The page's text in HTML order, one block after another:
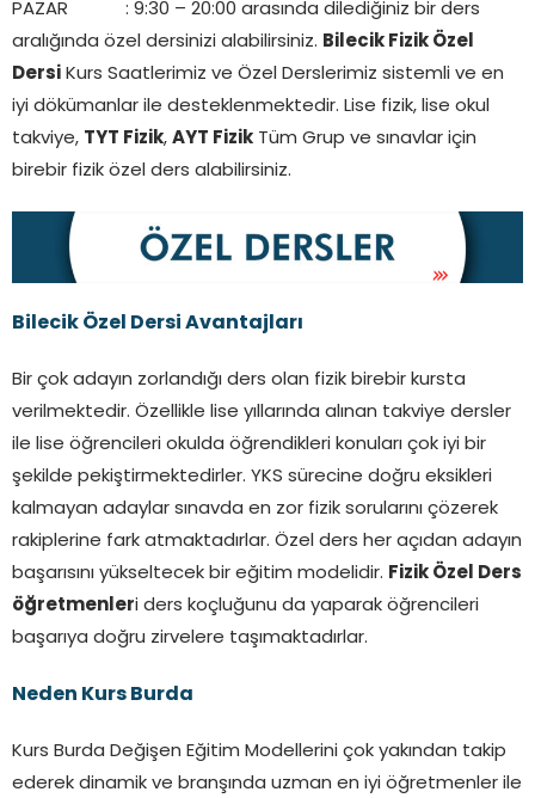
PAZAR : 9:30 – 20:00 arasında dilediğiniz bir ders
aralığında özel dersinizi alabilirsiniz. Bilecik Fizik Özel
Dersi Kurs Saatlerimiz ve Özel Derslerimiz sistemli ve en
iyi dökümanlar ile desteklenmektedir. Lise fizik, lise okul
takviye, TYT Fizik, AYT Fizik Tüm Grup ve sınavlar için
birebir fizik özel ders alabilirsiniz.
Bilecik Özel Dersi Avantajları
Bir çok adayın zorlandığı ders olan fizik birebir kursta
verilmektedir. Özellikle lise yıllarında alınan takviye dersler
ile lise öğrencileri okulda öğrendikleri konuları çok iyi bir
şekilde pekiştirmektedirler. YKS sürecine doğru eksikleri
kalmayan adaylar sınavda en zor fizik sorularını çözerek
rakiplerine fark atmaktadırlar. Özel ders her açıdan adayın
başarısını yükseltecek bir eğitim modelidir. Fizik Özel Ders
öğretmenleri ders koçluğunu da yaparak öğrencileri
başarıya doğru zirvelere taşımaktadırlar.
Neden Kurs Burda
Kurs Burda Değişen Eğitim Modellerini çok yakından takip
ederek dinamik ve branşında uzman en iyi öğretmenler ile